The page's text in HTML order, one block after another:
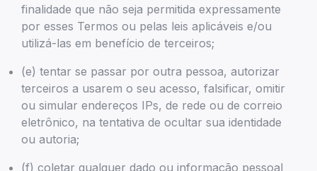
finalidade que não seja permitida expressamente
por esses Termos ou pelas leis aplicáveis e/ou
utilizá-las em benefício de terceiros;
(e) tentar se passar por outra pessoa, autorizar
terceiros a usarem o seu acesso, falsificar, omitir
ou simular endereços IPs, de rede ou de correio
eletrônico, na tentativa de ocultar sua identidade
ou autoria;
(f) coletar qualquer dado ou informação pessoal